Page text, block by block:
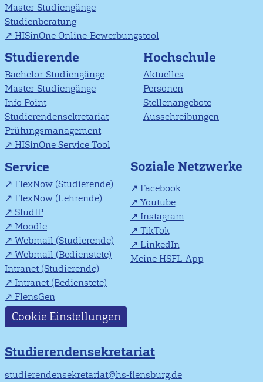
Master-Studiengänge
Studienberatung
HISinOne Online-Bewerbungstool
Studierende
Bachelor-Studiengänge
Master-Studiengänge
Info Point
Studierendensekretariat
Prüfungsmanagement
HISinOne Service Tool
Hochschule
Aktuelles
Personen
Stellenangebote
Ausschreibungen
Service
FlexNow (Studierende)
FlexNow (Lehrende)
StudIP
Moodle
Webmail (Studierende)
Webmail (Bedienstete)
Intranet (Studierende)
Intranet (Bedienstete)
FlensGen
Soziale Netzwerke
Facebook
Youtube
Instagram
TikTok
LinkedIn
Meine HSFL-App
Cookie Einstellungen
Studierendensekretariat
studierendensekretariat@hs-flensburg.de